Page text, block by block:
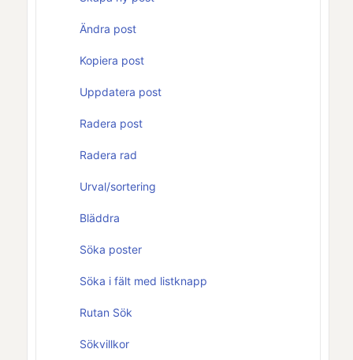
Ändra post
Kopiera post
Uppdatera post
Radera post
Radera rad
Urval/sortering
Bläddra
Söka poster
Söka i fält med listknapp
Rutan Sök
Sökvillkor